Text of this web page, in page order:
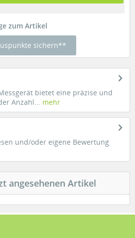
zum Artikel
sichern**
bietet eine präzise und
Anzahl... mehr
und/oder eigene Bewertung
angesehenen Artikel